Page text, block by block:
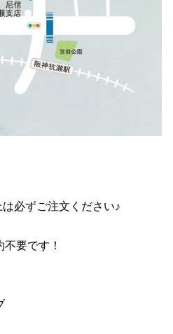
必ずご注文ください♪
要です！